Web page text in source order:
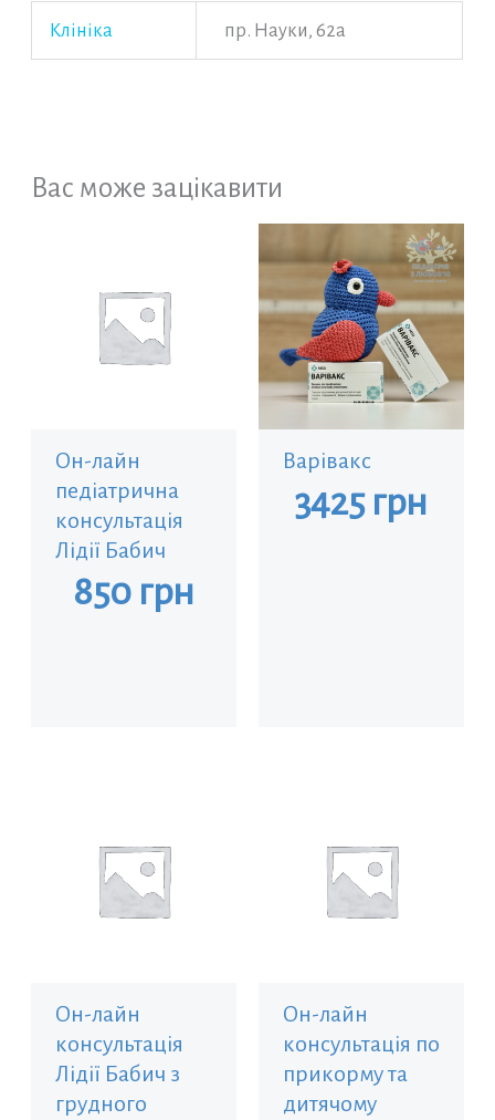
Клініка пр. Науки, 62а
Вас може зацікавити
Он-лайн
педіатрична
консультація
Лідії Бабич
850 грн
Варівакс
3425 грн
Он-лайн
консультація
Лідії Бабич з
грудного
Он-лайн
консультація по
прикорму та
дитячому